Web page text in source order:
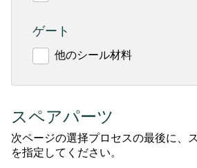
ゲート
他のシール材料
スペアパーツ
次ページの選择プロセスの最後に、
を指定してください。